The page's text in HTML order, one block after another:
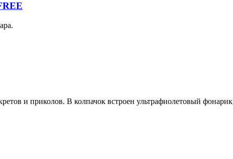
и приколов. В колпачок встроен ультрафиолетовый